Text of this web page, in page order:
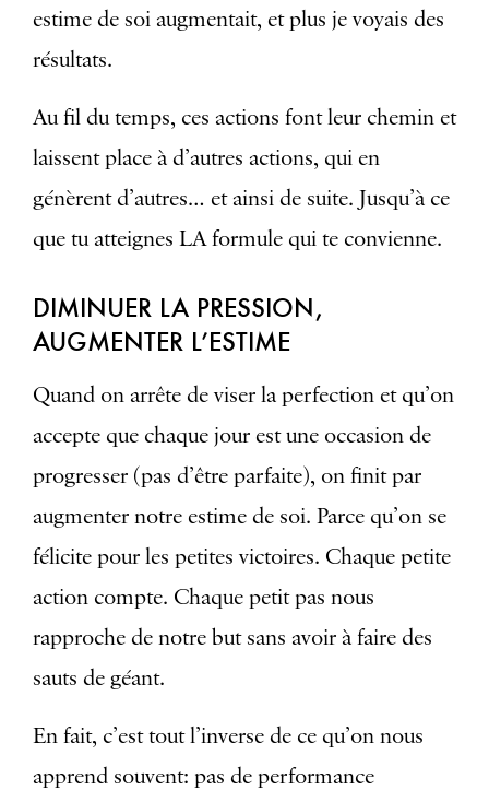
estime de soi augmentait, et plus je voyais des
résultats.
Au fil du temps, ces actions font leur chemin et
laissent place à d’autres actions, qui en
génèrent d’autres… et ainsi de suite. Jusqu’à ce
que tu atteignes LA formule qui te convienne.
DIMINUER LA PRESSION,
AUGMENTER L’ESTIME
Quand on arrête de viser la perfection et qu’on
accepte que chaque jour est une occasion de
progresser (pas d’être parfaite), on finit par
augmenter notre estime de soi. Parce qu’on se
félicite pour les petites victoires. Chaque petite
action compte. Chaque petit pas nous
rapproche de notre but sans avoir à faire des
sauts de géant.
En fait, c’est tout l’inverse de ce qu’on nous
apprend souvent: pas de performance